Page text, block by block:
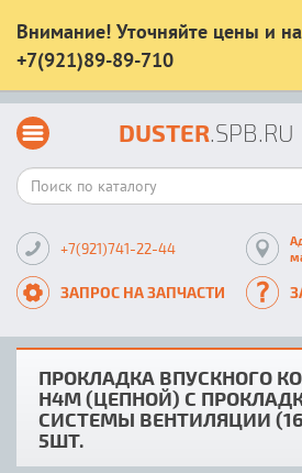
Внимание! Уточняйте цены и
+7(921)89-89-710
DUSTER.SPB.RU
+7(921)741-22-44
ЗАПРОС НА ЗАПЧАСТИ
ПРОКЛАДКА ВПУСКНОГО
Н4М (ЦЕПНОЙ) С
СИСТЕМЫ ВЕНТИЛЯЦИИ
5ШТ.